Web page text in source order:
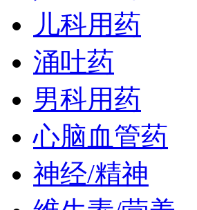
儿科用药
涌吐药
男科用药
心脑血管药
神经/精神